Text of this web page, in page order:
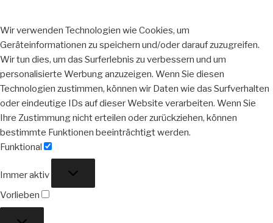
Wir verwenden Technologien wie Cookies, um
Geräteinformationen zu speichern und/oder darauf zuzugreifen.
Wir tun dies, um das Surferlebnis zu verbessern und um
personalisierte Werbung anzuzeigen. Wenn Sie diesen
Technologien zustimmen, können wir Daten wie das Surfverhalten
oder eindeutige IDs auf dieser Website verarbeiten. Wenn Sie
Ihre Zustimmung nicht erteilen oder zurückziehen, können
bestimmte Funktionen beeinträchtigt werden.
Funktional
Immer aktiv
Vorlieben